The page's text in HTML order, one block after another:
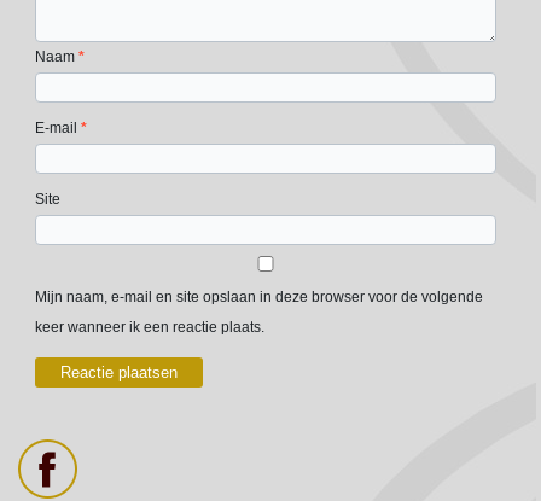
Naam*
E-mail*
Site
Mijn naam, e-mail en site opslaan in deze browser voor de volgende
keer wanneer ik een reactie plaats.